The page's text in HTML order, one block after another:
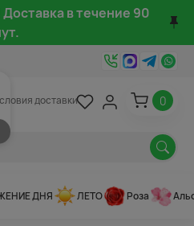
в течение 90
доставки 0
ДНЯ ЛЕТО Роза